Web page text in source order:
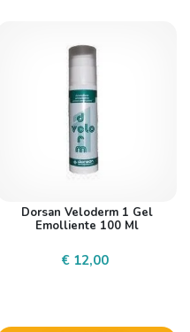
Dorsan Veloderm 1 Gel
Emolliente 100 Ml
€ 12,00